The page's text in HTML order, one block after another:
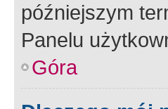
późniejszym
Panelu
Góra